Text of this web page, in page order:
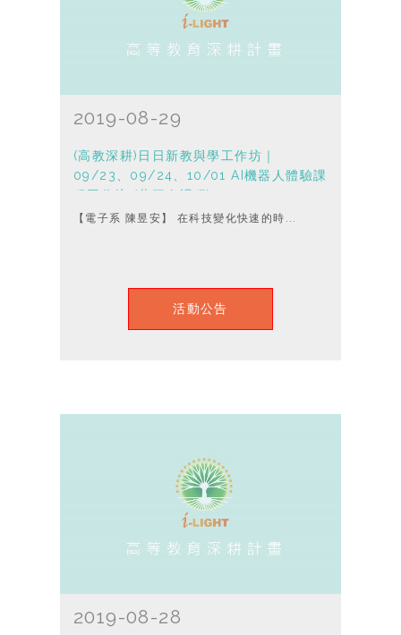
2019-08-29
(高教深耕)日日新教與學工作坊｜
09/23、09/24、10/01 AI機器人體驗課
程工作坊 (共三次課程)
【電子系 陳昱安】 在科技變化快速的時...
活動公告
2019-08-28